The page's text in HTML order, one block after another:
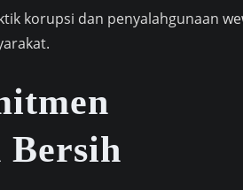
korupsi dan penyalahgunaan
Bersih